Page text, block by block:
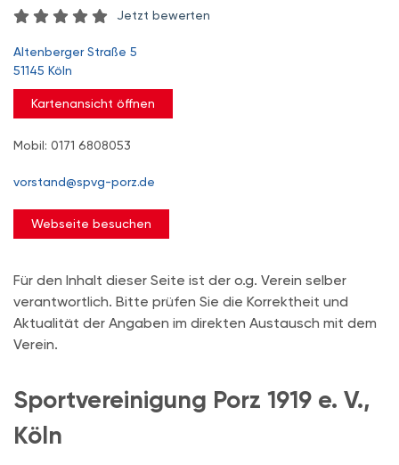
Jetzt bewerten
Altenberger Straße 5
51145 Köln
Kartenansicht öffnen
Mobil: 0171 6808053
vorstand@spvg-porz.de
Webseite besuchen
Für den Inhalt dieser Seite ist der o.g. Verein selber
verantwortlich. Bitte prüfen Sie die Korrektheit und
Aktualität der Angaben im direkten Austausch mit dem
Verein.
Sportvereinigung Porz 1919 e. V.,
Köln